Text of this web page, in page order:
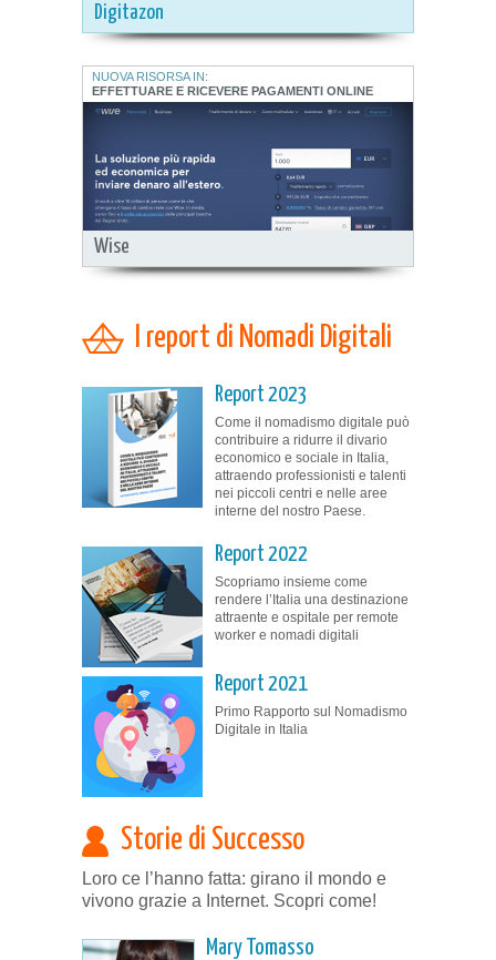
Digitazon
Wise
NUOVA RISORSA IN:
EFFETTUARE E RICEVERE PAGAMENTI ONLINE
I report di Nomadi Digitali
Report 2023
Come il nomadismo digitale può
contribuire a ridurre il divario
economico e sociale in Italia,
attraendo professionisti e talenti
nei piccoli centri e nelle aree
interne del nostro Paese.
Report 2022
Scopriamo insieme come
rendere l’Italia una destinazione
attraente e ospitale per remote
worker e nomadi digitali
Report 2021
Primo Rapporto sul Nomadismo
Digitale in Italia
Storie di Successo
Loro ce l’hanno fatta: girano il mondo e
vivono grazie a Internet. Scopri come!
Mary Tomasso